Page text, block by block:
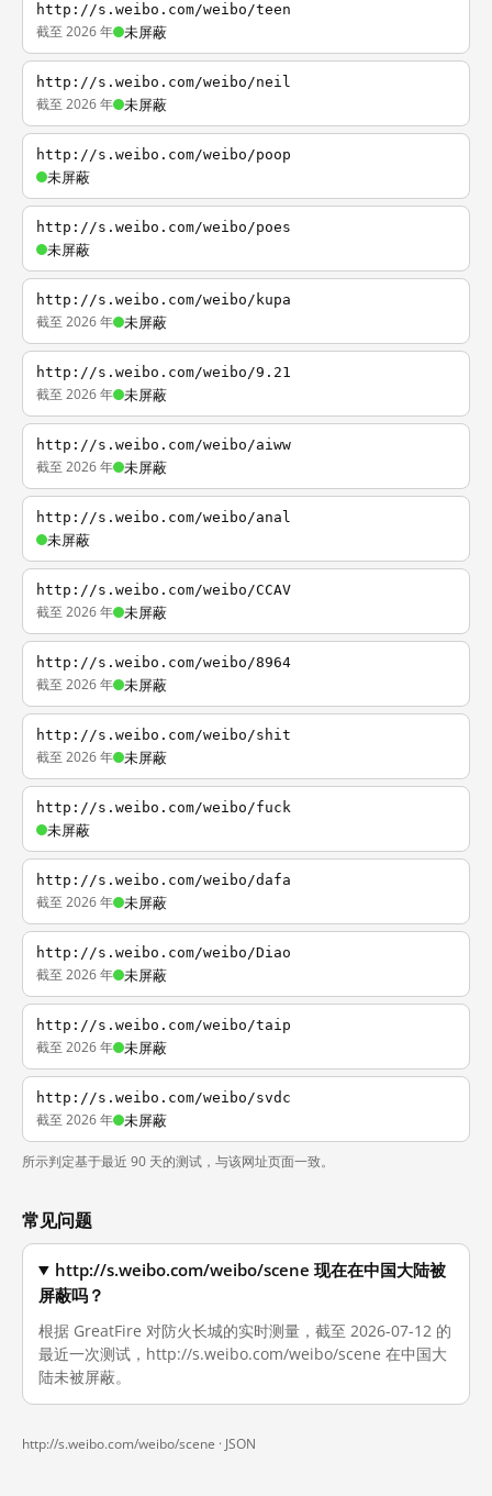
http://s.weibo.com/weibo/teen
截至 2026 年 未屏蔽
http://s.weibo.com/weibo/neil
截至 2026 年 未屏蔽
http://s.weibo.com/weibo/poop
未屏蔽
http://s.weibo.com/weibo/poes
未屏蔽
http://s.weibo.com/weibo/kupa
截至 2026 年 未屏蔽
http://s.weibo.com/weibo/9.21
截至 2026 年 未屏蔽
http://s.weibo.com/weibo/aiww
截至 2026 年 未屏蔽
http://s.weibo.com/weibo/anal
未屏蔽
http://s.weibo.com/weibo/CCAV
截至 2026 年 未屏蔽
http://s.weibo.com/weibo/8964
截至 2026 年 未屏蔽
http://s.weibo.com/weibo/shit
截至 2026 年 未屏蔽
http://s.weibo.com/weibo/fuck
未屏蔽
http://s.weibo.com/weibo/dafa
截至 2026 年 未屏蔽
http://s.weibo.com/weibo/Diao
截至 2026 年 未屏蔽
http://s.weibo.com/weibo/taip
截至 2026 年 未屏蔽
http://s.weibo.com/weibo/svdc
截至 2026 年 未屏蔽
所示判定基于最近 90 天的测试，与该网址页面一致。
常见问题
http://s.weibo.com/weibo/scene 现在在中国大陆被
屏蔽吗？
根据 GreatFire 对防火长城的实时测量，截至 2026-07-12 的
最近一次测试，http://s.weibo.com/weibo/scene 在中国大
陆未被屏蔽。
http://s.weibo.com/weibo/scene · JSON